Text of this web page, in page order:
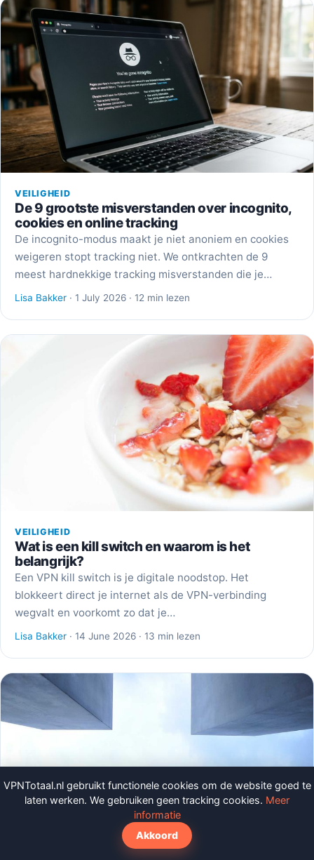
VEILIGHEID
De 9 grootste misverstanden over incognito,
cookies en online tracking
De incognito-modus maakt je niet anoniem en cookies
weigeren stopt tracking niet. We ontkrachten de 9
meest hardnekkige tracking misverstanden die je…
Lisa Bakker · 1 July 2026 · 12 min lezen
VEILIGHEID
Wat is een kill switch en waarom is het
belangrijk?
Een VPN kill switch is je digitale noodstop. Het
blokkeert direct je internet als de VPN-verbinding
wegvalt en voorkomt zo dat je…
Lisa Bakker · 14 June 2026 · 13 min lezen
VPNTotaal.nl gebruikt functionele cookies om de website goed te
laten werken. We gebruiken geen tracking cookies. Meer
informatie
Akkoord